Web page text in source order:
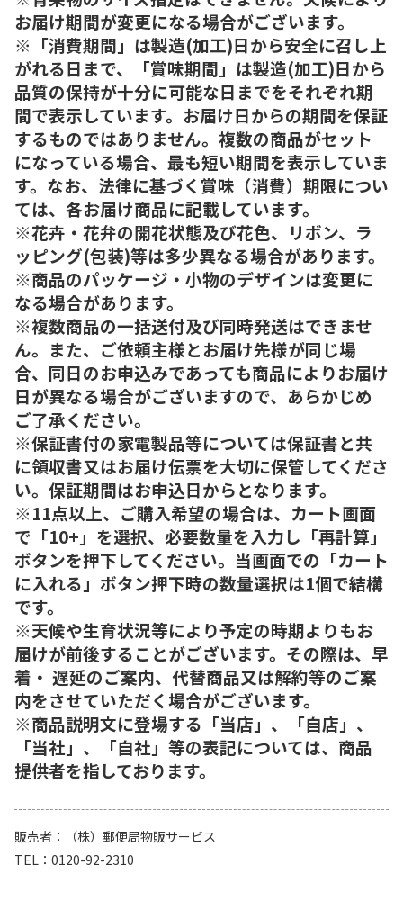
お届け期間が変更になる場合がございます。
※「消費期間」は製造(加工)日から安全に召し上
がれる日まで、「賞味期間」は製造(加工)日から
品質の保持が十分に可能な日までをそれぞれ期
間で表示しています。お届け日からの期間を保証
するものではありません。複数の商品がセット
になっている場合、最も短い期間を表示していま
す。なお、法律に基づく賞味（消費）期限につい
ては、各お届け商品に記載しています。
※花卉・花弁の開花状態及び花色、リボン、ラ
ッピング(包装)等は多少異なる場合があります。
※商品のパッケージ・小物のデザインは変更に
なる場合があります。
※複数商品の一括送付及び同時発送はできませ
ん。また、ご依頼主様とお届け先様が同じ場
合、同日のお申込みであっても商品によりお届け
日が異なる場合がございますので、あらかじめ
ご了承ください。
※保証書付の家電製品等については保証書と共
に領収書又はお届け伝票を大切に保管してくださ
い。保証期間はお申込日からとなります。
※11点以上、ご購入希望の場合は、カート画面
で「10+」を選択、必要数量を入力し「再計算」
ボタンを押下してください。当画面での「カート
に入れる」ボタン押下時の数量選択は1個で結構
です。
※天候や生育状況等により予定の時期よりもお
届けが前後することがございます。その際は、早
着・ 遅延のご案内、代替商品又は解約等のご案
内をさせていただく場合がございます。
※商品説明文に登場する「当店」、「自店」、
「当社」、「自社」等の表記については、商品
提供者を指しております。
販売者
（株）郵便局物販サービス
TEL
0120-92-2310